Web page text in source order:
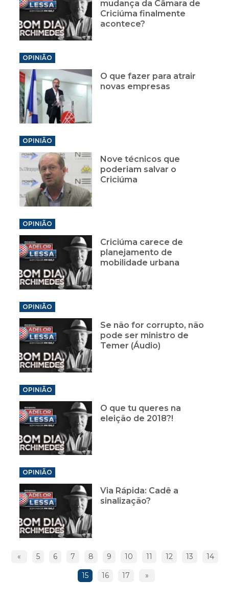
mudança da Câmara de
Criciúma finalmente
acontece?
OPINIÃO
O que fazer para atrair
novas empresas
OPINIÃO
Nove técnicos que
poderiam salvar o
Criciúma
OPINIÃO
Criciúma carece de
planejamento de
mobilidade urbana
OPINIÃO
Se não for corrupto, não
pode ser ministro de
Temer (Áudio)
OPINIÃO
O que tu queres na
eleição de 2018?!
OPINIÃO
Via Rápida: Cadê a
sinalização?
« 5 6 7 8 9 10 11 12 13 14
15 16 17 »